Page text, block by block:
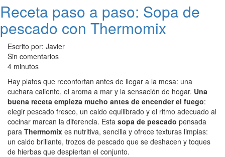
Receta paso a paso: Sopa de
pescado con Thermomix
Escrito por: Javier
Sin comentarios
4 minutos
Hay platos que reconfortan antes de llegar a la mesa: una
cuchara caliente, el aroma a mar y la sensación de hogar. Una
buena receta empieza mucho antes de encender el fuego:
elegir pescado fresco, un caldo equilibrado y el ritmo adecuado al
cocinar marcan la diferencia. Esta sopa de pescado pensada
para Thermomix es nutritiva, sencilla y ofrece texturas limpias:
un caldo brillante, trozos de pescado que se deshacen y toques
de hierbas que despiertan el conjunto.